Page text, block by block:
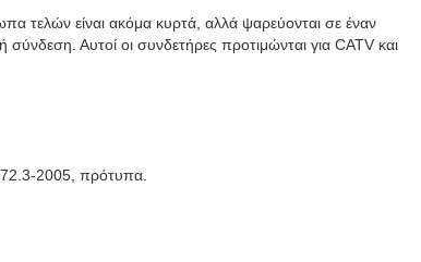
τελών είναι ακόμα κυρτά, αλλά ψαρεύονται σε έναν
Αυτοί οι συνδετήρες προτιμώνται για CATV και
2005, πρότυπα.